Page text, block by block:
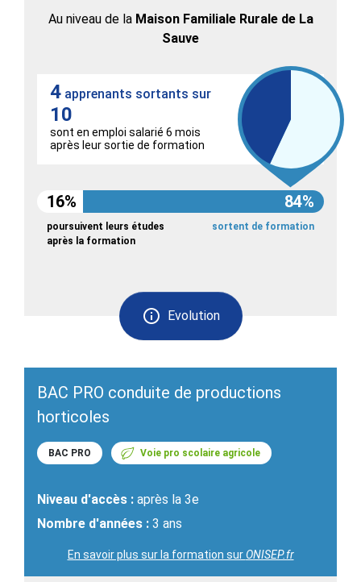
Au niveau de la Maison Familiale Rurale de La
Sauve
Evolution
4 apprenants sortants sur
10
sont en emploi salarié 6 mois
après leur sortie de formation
16% 84%
poursuivent leurs études
après la formation
sortent de formation
BAC PRO conduite de productions
horticoles
BAC PRO Voie pro scolaire agricole
Niveau d'accès : après la 3e
Nombre d'années : 3 ans
En savoir plus sur la formation surONISEP.fr